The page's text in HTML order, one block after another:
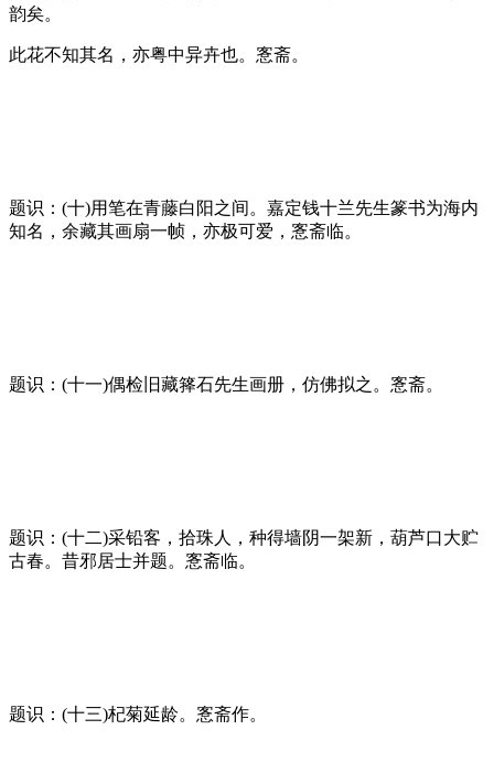
韵矣。
此花不知其名，亦粤中异卉也。愙斋。
题识：(十)用笔在青藤白阳之间。嘉定钱十兰先生篆书为海内
知名，余藏其画扇一帧，亦极可爱，愙斋临。
题识：(十一)偶检旧藏箨石先生画册，仿佛拟之。愙斋。
题识：(十二)采铅客，拾珠人，种得墙阴一架新，葫芦口大贮
古春。昔邪居士并题。愙斋临。
题识：(十三)杞菊延龄。愙斋作。